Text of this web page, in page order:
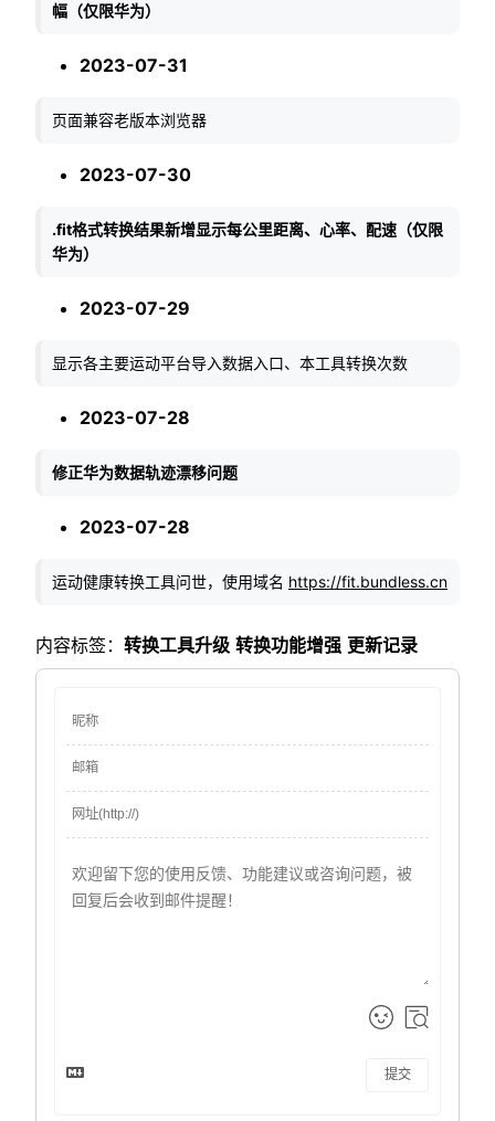
幅（仅限华为）
2023-07-31
页面兼容老版本浏览器
2023-07-30
.fit格式转换结果新增显示每公里距离、心率、配速（仅限
华为）
2023-07-29
显示各主要运动平台导入数据入口、本工具转换次数
2023-07-28
修正华为数据轨迹漂移问题
2023-07-28
运动健康转换工具问世，使用域名 https://fit.bundless.cn
内容标签： 转换工具升级 转换功能增强 更新记录
提交